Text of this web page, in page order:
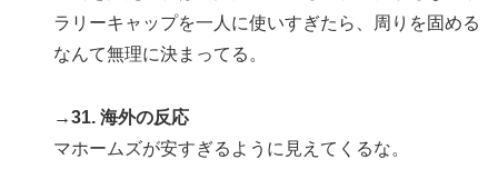
ラリーキャップを一人に使いすぎたら、周りを固める
なんて無理に決まってる。
→31. 海外の反応
マホームズが安すぎるように見えてくるな。